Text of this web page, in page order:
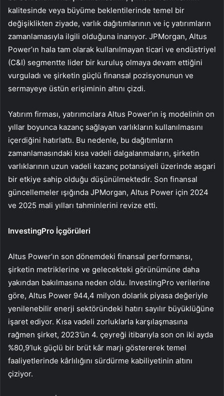
kalitesinde veya büyüme beklentilerinde temel bir
değişiklikten ziyade, varlık dağıtımlarının ve iç yatırımların
zamanlamasıyla ilgili olduğuna inanıyor. JPMorgan, Altus
Power’ın hala tam olarak kullanılmayan ticari ve endüstriyel
(C&I) segmentte lider bir kuruluş olmaya devam ettiğini
vurguladı ve şirketin güçlü finansal pozisyonunun ve
sermayeye üstün erişiminin altını çizdi.
Yatırım firması, yatırımcılara Altus Power’ın iş modelinin on
yıllar boyunca kazanç sağlayan varlıkların kullanılmasını
içerdiğini hatırlattı. Bu nedenle, bu dağıtımların
zamanlamasındaki kısa vadeli dalgalanmaların, şirketin
varlıklarının uzun vadeli kazanç potansiyeli üzerinde asgari
bir etkiye sahip olduğu düşünülmektedir. Son finansal
güncellemeler ışığında JPMorgan, Altus Power için 2024
ve 2025 mali yılları tahminlerini revize etti.
InvestingPro İçgörüleri
Altus Power’ın son dönemdeki finansal performansı,
şirketin metriklerine ve gelecekteki görünümüne daha
yakından bakılmasına neden oldu. InvestingPro verilerine
göre, Altus Power 944,4 milyon dolarlık piyasa değeriyle
yenilenebilir enerji sektöründeki hatırı sayılır büyüklüğüne
işaret ediyor. Kısa vadeli zorluklarla karşılaşmasına
rağmen şirket, 2023’ün 4. çeyreği itibarıyla son on iki ayda
%80,9’luk güçlü bir brüt kâr marjı göstererek temel
faaliyetlerinde kârlılığını sürdürme kabiliyetinin altını
çiziyor.